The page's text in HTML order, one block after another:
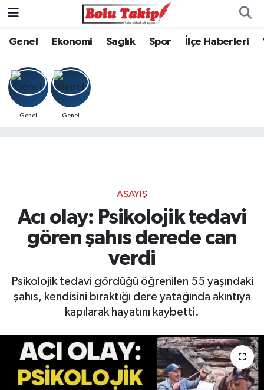
Genel Ekonomi Sağlık Spor İlçe Haberleri
Genel Genel
ASAYIŞ
Acı olay: Psikolojik tedavi
gören şahıs derede can
verdi
Psikolojik tedavi gördüğü öğrenilen 55 yaşındaki
şahıs, kendisini bıraktığı dere yatağında akıntıya
kapılarak hayatını kaybetti.